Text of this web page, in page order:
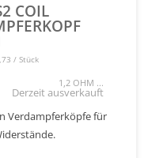
COIL
/ Stück
1,2 OHM ...
Derzeit ausverkauft
Verdampferköpfe für